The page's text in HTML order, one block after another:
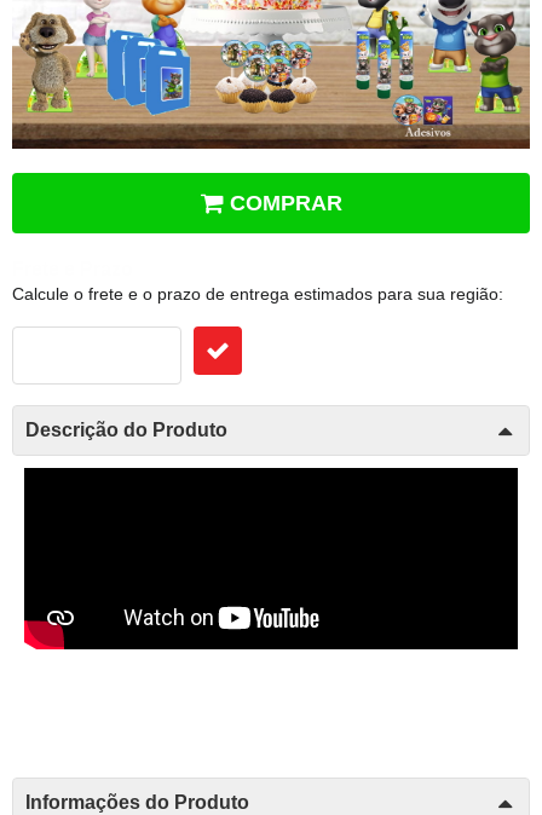
COMPRAR
Calcule o frete e o prazo de entrega estimados para sua região:
Descrição do Produto
Informações do Produto